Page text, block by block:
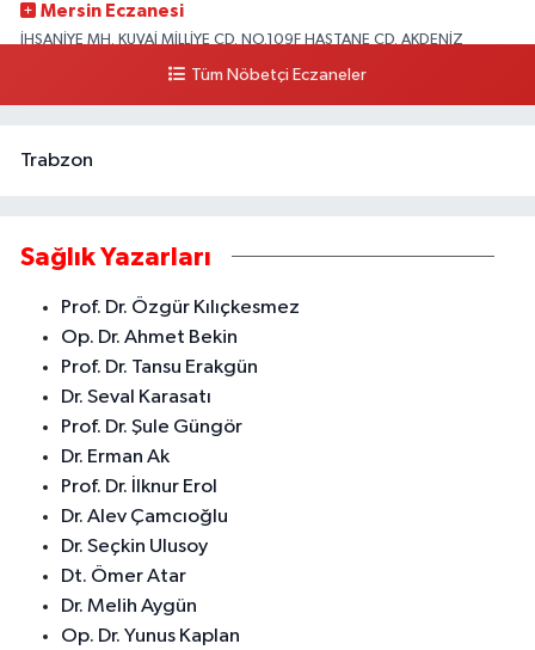
Mersin Eczanesi
İHSANİYE MH. KUVAİ MİLLİYE CD. NO.109F HASTANE CD. AKDENİZ
Tüm Nöbetçi Eczaneler
Trabzon
Sağlık Yazarları
Prof. Dr. Özgür Kılıçkesmez
Op. Dr. Ahmet Bekin
Prof. Dr. Tansu Erakgün
Dr. Seval Karasatı
Prof. Dr. Şule Güngör
Dr. Erman Ak
Prof. Dr. İlknur Erol
Dr. Alev Çamcıoğlu
Dr. Seçkin Ulusoy
Dt. Ömer Atar
Dr. Melih Aygün
Op. Dr. Yunus Kaplan